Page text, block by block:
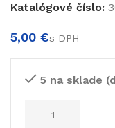
Katalógové číslo:
€
5 na sklade